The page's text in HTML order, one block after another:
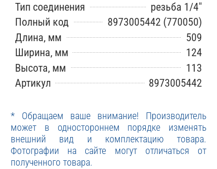
Тип соединения
резьба 1/4"
Полный код
8973005442 (770050)
Длина, мм
509
Ширина, мм
124
Высота, мм
113
Артикул
8973005442
* Обращаем ваше внимание! Производитель
может в одностороннем порядке изменять
внешний вид и комплектацию товара.
Фотографии на сайте могут отличаться от
полученного товара.